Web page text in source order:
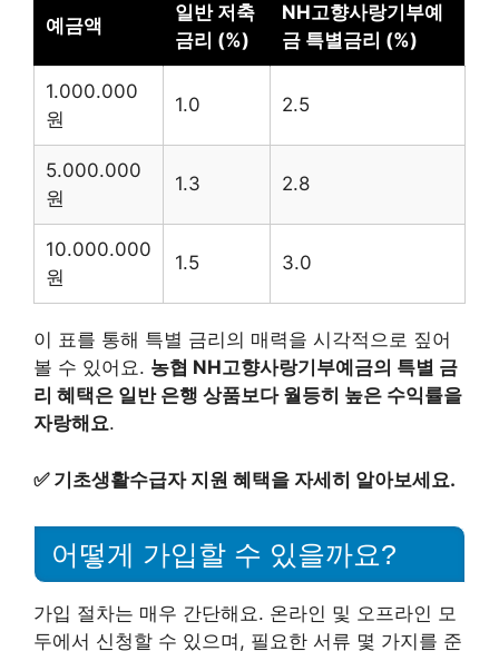
예금액
일반 저축
금리 (%)
NH고향사랑기부예
금 특별금리 (%)
1.000.000
원
1.0 2.5
5.000.000
원
1.3 2.8
10.000.000
원
1.5 3.0
이 표를 통해 특별 금리의 매력을 시각적으로 짚어
볼 수 있어요. 농협 NH고향사랑기부예금의 특별 금
리 혜택은 일반 은행 상품보다 월등히 높은 수익률을
자랑해요.
✅ 기초생활수급자 지원 혜택을 자세히 알아보세요.
어떻게 가입할 수 있을까요?
가입 절차는 매우 간단해요. 온라인 및 오프라인 모
두에서 신청할 수 있으며, 필요한 서류 몇 가지를 준